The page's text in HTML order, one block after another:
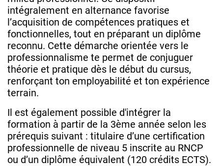
intégralement en alternance favorise
l’acquisition de compétences pratiques et
fonctionnelles, tout en préparant un diplôme
reconnu. Cette démarche orientée vers le
professionnalisme te permet de conjuguer
théorie et pratique dès le début du cursus,
renforçant ton employabilité et ton expérience
terrain.
Il est également possible d'intégrer la
formation à partir de la 3ème année selon les
prérequis suivant : titulaire d’une certification
professionnelle de niveau 5 inscrite au RNCP
ou d’un diplôme équivalent (120 crédits ECTS).